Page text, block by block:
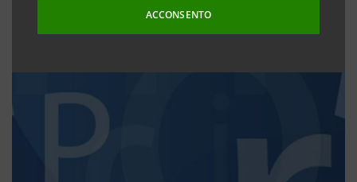
ACCONSENTO